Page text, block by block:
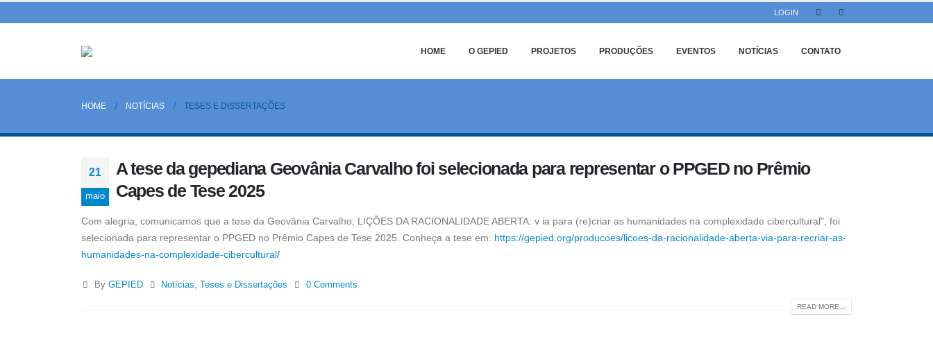
LOGIN
HOME O GEPIED PROJETOS PRODUÇÕES EVENTOS NOTÍCIAS CONTATO
HOME NOTÍCIAS TESES E DISSERTAÇÕES
21
maio
A tese da gepediana Geovânia Carvalho foi selecionada para representar o PPGED no Prêmio
Capes de Tese 2025
Com alegria, comunicamos que a tese da Geovânia Carvalho, LIÇÕES DA RACIONALIDADE ABERTA: v ia para (re)criar as humanidades na complexidade cibercultural", foi
selecionada para representar o PPGED no Prêmio Capes de Tese 2025. Conheça a tese em: https://gepied.org/producoes/licoes-da-racionalidade-aberta-via-para-recriar-as-
humanidades-na-complexidade-cibercultural/
By GEPIED Notícias, Teses e Dissertações 0 Comments
READ MORE...